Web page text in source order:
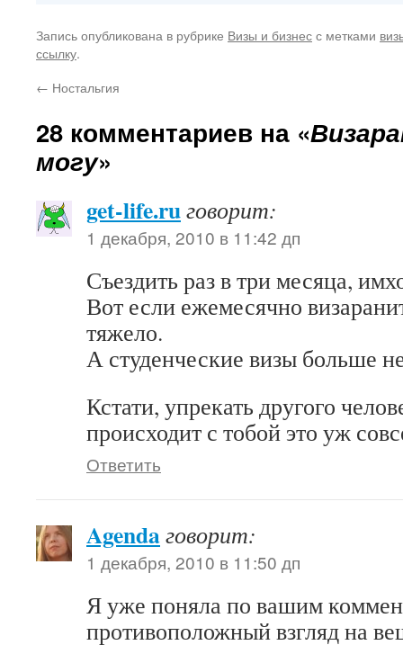
Запись опубликована в рубрике Визы и бизнесс метками
ссылку.
← Ностальгия
28 комментариев на «
могу»
get-life.ruговорит:
1 декабря, 2010 в 11:42 дп
Съездить раз в три месяца,
Вот если ежемесячно
тяжело.
А студенческие визы больше
Кстати, упрекать другого
происходит с тобой это уж
Ответить
Agendaговорит:
1 декабря, 2010 в 11:50 дп
Я уже поняла по вашим
противоположный взгляд на